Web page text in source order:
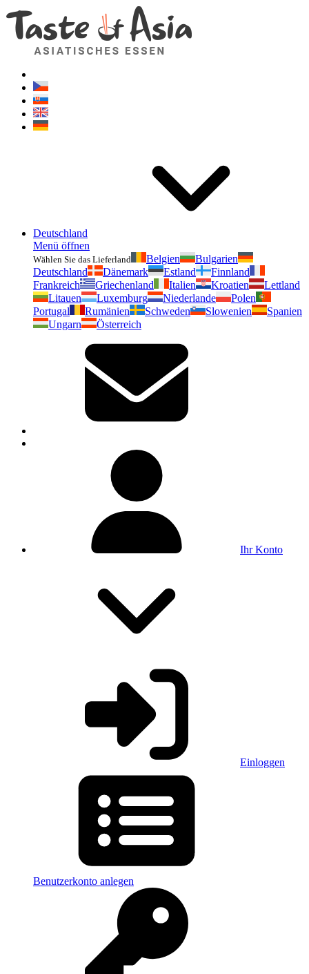
Deutschland
Menü öffnen
Wählen Sie das Lieferland Belgien
Bulgarien
Deutschland
Dänemark Estland
Finnland
Frankreich
Griechenland Italien Kroatien
Lettland
Litauen
Luxemburg Niederlande
Polen
Portugal
Rumänien Schweden Slowenien
Spanien
Ungarn
Österreich
Ihr Konto
Einloggen
Benutzerkonto anlegen
Geschmackvonasien.de
Zögern Sie nicht zu fragen. Ich bin für Sie da!